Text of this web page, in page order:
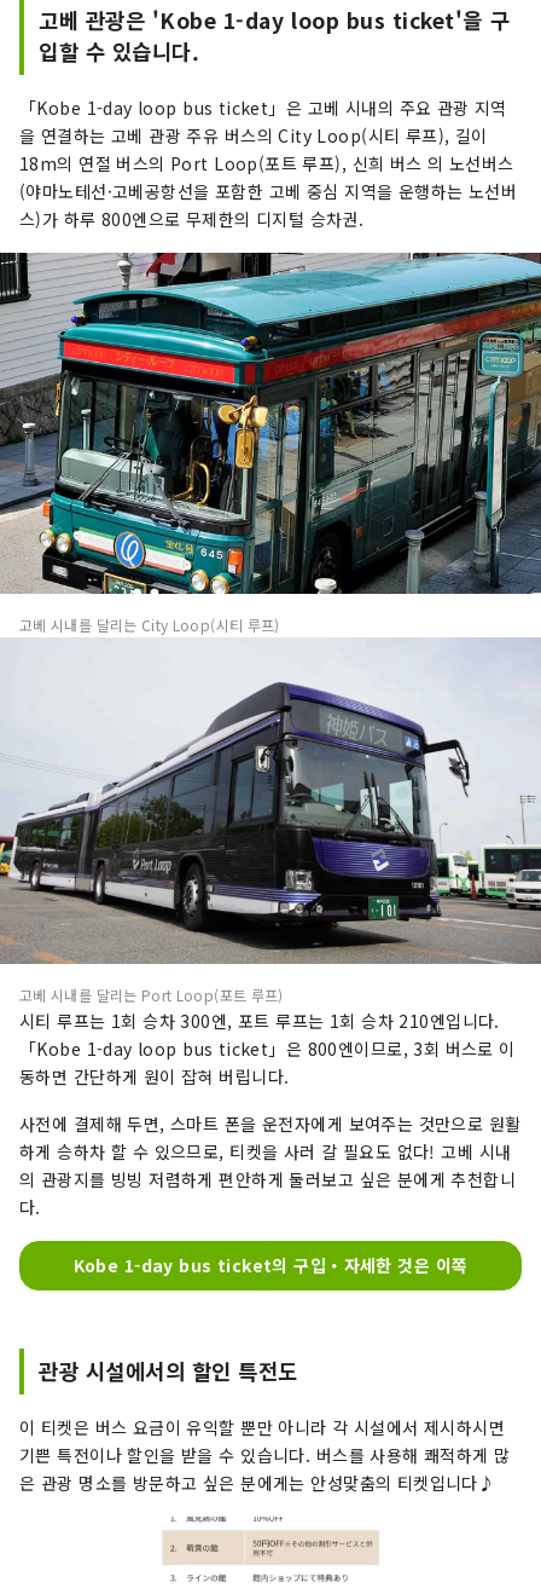
고베 관광은 'Kobe 1-day loop bus ticket'을 구
입할 수 있습니다.
「Kobe 1-day loop bus ticket」은 고베 시내의 주요 관광 지역
을 연결하는 고베 관광 주유 버스의 City Loop(시티 루프), 길이
18m의 연절 버스의 Port Loop(포트 루프), 신희 버스 의 노선버스
(야마노테선·고베공항선을 포함한 고베 중심 지역을 운행하는 노선버
스)가 하루 800엔으로 무제한의 디지털 승차권.
고베 시내를 달리는 City Loop(시티 루프)
고베 시내를 달리는 Port Loop(포트 루프)
시티 루프는 1회 승차 300엔, 포트 루프는 1회 승차 210엔입니다.
「Kobe 1-day loop bus ticket」은 800엔이므로, 3회 버스로 이
동하면 간단하게 원이 잡혀 버립니다.
사전에 결제해 두면, 스마트 폰을 운전자에게 보여주는 것만으로 원활
하게 승하차 할 수 있으므로, 티켓을 사러 갈 필요도 없다! 고베 시내
의 관광지를 빙빙 저렴하게 편안하게 둘러보고 싶은 분에게 추천합니
다.
Kobe 1-day bus ticket의 구입・자세한 것은 이쪽
관광 시설에서의 할인 특전도
이 티켓은 버스 요금이 유익할 뿐만 아니라 각 시설에서 제시하시면
기쁜 특전이나 할인을 받을 수 있습니다. 버스를 사용해 쾌적하게 많
은 관광 명소를 방문하고 싶은 분에게는 안성맞춤의 티켓입니다♪